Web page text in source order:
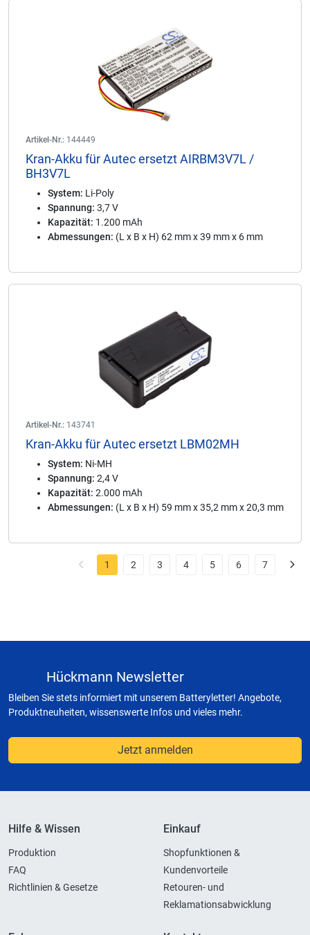
Artikel-Nr.: 144449
Kran-Akku für Autec ersetzt AIRBM3V7L /
BH3V7L
System: Li-Poly
Spannung: 3,7 V
Kapazität: 1.200 mAh
Abmessungen: (L x B x H) 62 mm x 39 mm x 6 mm
Artikel-Nr.: 143741
Kran-Akku für Autec ersetzt LBM02MH
System: Ni-MH
Spannung: 2,4 V
Kapazität: 2.000 mAh
Abmessungen: (L x B x H) 59 mm x 35,2 mm x 20,3 mm
1 2 3 4 5 6 7
Hückmann Newsletter
Bleiben Sie stets informiert mit unserem Batteryletter! Angebote,
Produktneuheiten, wissenswerte Infos und vieles mehr.
Jetzt anmelden
Hilfe & Wissen
Produktion
FAQ
Richtlinien & Gesetze
Einkauf
Shopfunktionen &
Kundenvorteile
Retouren- und
Reklamationsabwicklung